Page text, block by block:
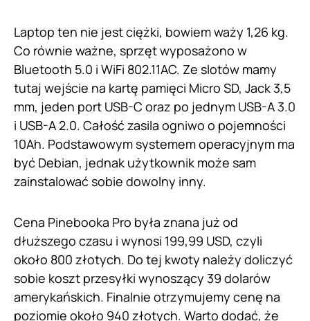
Laptop ten nie jest ciężki, bowiem waży 1,26 kg.
Co równie ważne, sprzęt wyposażono w
Bluetooth 5.0 i WiFi 802.11AC. Ze slotów mamy
tutaj wejście na kartę pamięci Micro SD, Jack 3,5
mm, jeden port USB-C oraz po jednym USB-A 3.0
i USB-A 2.0. Całość zasila ogniwo o pojemności
10Ah. Podstawowym systemem operacyjnym ma
być Debian, jednak użytkownik może sam
zainstalować sobie dowolny inny.
Cena Pinebooka Pro była znana już od
dłuższego czasu i wynosi 199,99 USD, czyli
około 800 złotych. Do tej kwoty należy doliczyć
sobie koszt przesyłki wynoszący 39 dolarów
amerykańskich. Finalnie otrzymujemy cenę na
poziomie około 940 złotych. Warto dodać, że